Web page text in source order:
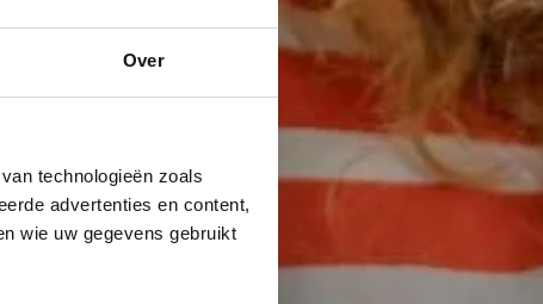
Over
technologieën zoals
advertenties en content,
wie uw gegevens gebruikt